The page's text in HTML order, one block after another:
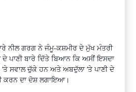
ਨੀਲ ਗਰਗ ਨੇ ਜੰਮੂ-ਕਸ਼ਮੀਰ ਦੇ ਮੁੱਖ ਮੰਤਰੀ
ਪਾਣੀ ਬਾਰੇ ਦਿੱਤੇ ਬਿਆਨ ਕਿ ਅਸੀਂ ਇਸਦਾ
‘ਤੇ ਸਵਾਲ ਚੁੱਕੇ ਹਨ ਅਤੇ ਅਬਦੁੱਲਾ ‘ਤੇ ਪਾਣੀ ਦੇ
ਕਰਨ ਦਾ ਦੋਸ਼ ਲਗਾਇਆ।